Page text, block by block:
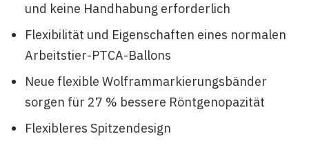
und keine Handhabung erforderlich
Flexibilität und Eigenschaften eines normalen
Arbeitstier-PTCA-Ballons
Neue flexible Wolframmarkierungsbänder
sorgen für 27 % bessere Röntgenopazität
Flexibleres Spitzendesign